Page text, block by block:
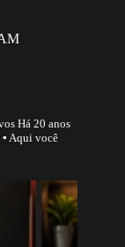
Há 20 anos
▪️ Aqui você